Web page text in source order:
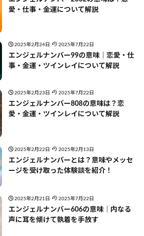
愛・仕事・金運について解説
2025年2月24日 2025年7月22日
エンジェルナンバー99の意味｜恋愛・仕
事・金運・ツインレイについて解説
2025年2月23日 2025年7月22日
エンジェルナンバー808の意味は？恋
愛・金運・ツインレイについて解説
2025年2月22日 2025年2月13日
エンジェルナンバーとは？意味やメッセ
ージを受け取った体験談を紹介！
2025年2月21日 2025年7月22日
エンジェルナンバー606の意味｜内なる
声に耳を傾けて執着を手放す